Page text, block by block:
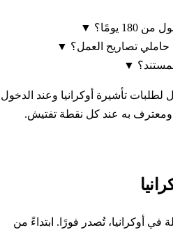
▼
تصاريح العمل؟▼
▼
تأشيرة أوكرانيا وعند الدخول
به عند كل نقطة تفتيش.
تُصدر فورًا. ابتداءً من